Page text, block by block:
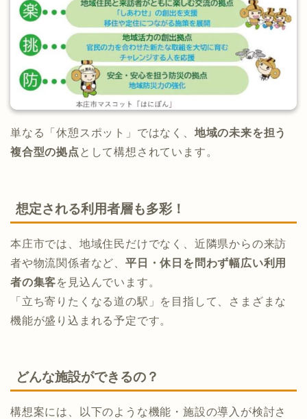
単なる「休憩スポット」ではなく、 地域の未来を担う
複合型の拠点 として構想されています。
想定される利用者層も多彩！
本庄市では、地域住民だけでなく、近隣県からの来訪
者や物流関係者など、 平日・休日を問わず幅広い利用
者の集客を見込んでいます。
「立ち寄りたくなる道の駅」を目指して、さまざまな
機能が盛り込まれる予定です。
どんな施設ができるの？
構想案には、以下のような機能・施設の導入が検討さ